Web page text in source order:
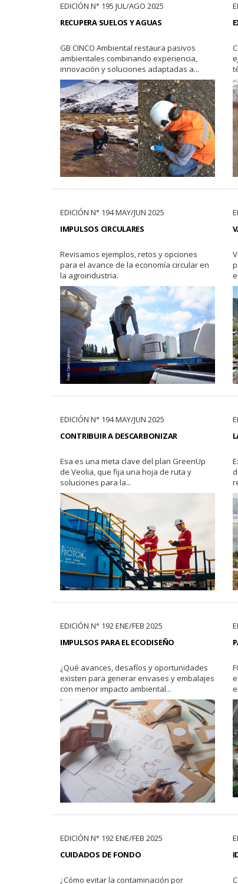
EDICIÓN N° 195 JUL/AGO 2025
RECUPERA SUELOS Y AGUAS
GB CINCO Ambiental restaura pasivos
ambientales combinando experiencia,
innovación y soluciones adaptadas a...
EDICIÓN N° 194 MAY/JUN 2025
IMPULSOS CIRCULARES
Revisamos ejemplos, retos y opciones
para el avance de la economía circular en
la agroindustria.
EDICIÓN N° 194 MAY/JUN 2025
CONTRIBUIR A DESCARBONIZAR
Esa es una meta clave del plan GreenUp
de Veolia, que fija una hoja de ruta y
soluciones para la...
EDICIÓN N° 192 ENE/FEB 2025
IMPULSOS PARA EL ECODISEÑO
¿Qué avances, desafíos y oportunidades
existen para generar envases y embalajes
con menor impacto ambiental...
EDICIÓN N° 192 ENE/FEB 2025
CUIDADOS DE FONDO
¿Cómo evitar la contaminación por